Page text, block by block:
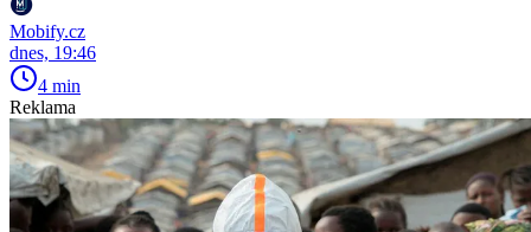
Mobify.cz
dnes, 19:46
4 min
Reklama